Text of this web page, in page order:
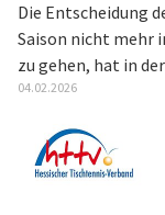
Die Entscheidung
Saison nicht mehr
zu gehen, hat in
04.02.2026